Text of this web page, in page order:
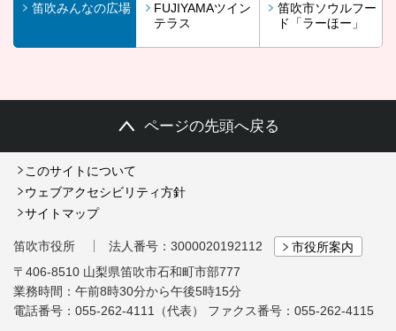
笛吹みんなの広場
FUJIYAMAツイン
テラス
笛吹市ソウルフー
ド「ラーほー」
ページの先頭へ戻る
このサイトについて
ウェブアクセシビリティ方針
サイトマップ
笛吹市役所 法人番号：3000020192112
市役所案内
〒406-8510 山梨県笛吹市石和町市部777
業務時間：午前8時30分から午後5時15分
電話番号：055-262-4111（代表）
ファクス番号：055-262-4115